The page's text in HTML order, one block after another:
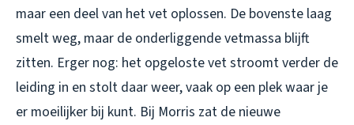
maar een deel van het vet oplossen. De bovenste laag
smelt weg, maar de onderliggende vetmassa blijft
zitten. Erger nog: het opgeloste vet stroomt verder de
leiding in en stolt daar weer, vaak op een plek waar je
er moeilijker bij kunt. Bij Morris zat de nieuwe